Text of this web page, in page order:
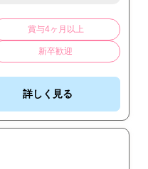
賞与4ヶ月以上
新卒歓迎
詳しく見る